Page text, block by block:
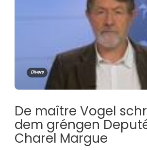
Divers
De maître Vogel
dem gréngen
Charel Margue